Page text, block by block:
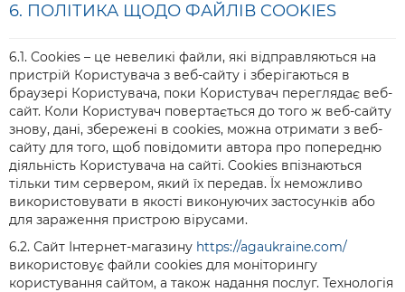
6. ПОЛІТИКА ЩОДО ФАЙЛІВ COOKIES
6.1. Cookies – це невеликі файли, які відправляються на
пристрій Користувача з веб-сайту і зберігаються в
браузері Користувача, поки Користувач переглядає веб-
сайт. Коли Користувач повертається до того ж веб-сайту
знову, дані, збережені в сookies, можна отримати з веб-
сайту для того, щоб повідомити автора про попередню
діяльність Користувача на сайті. Cookies впізнаються
тільки тим сервером, який їх передав. Їх неможливо
використовувати в якості виконуючих застосунків або
для зараження пристрою вірусами.
6.2. Сайт Інтернет-магазину https://agaukraine.com/
використовує файли cookies для моніторингу
користування сайтом, а також надання послуг. Технологія